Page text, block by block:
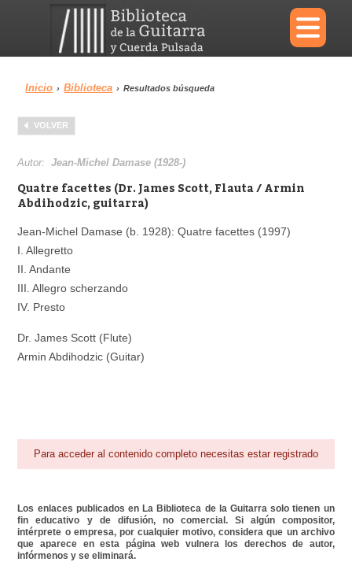
×
Menu
Biblioteca
Reproductor
Inicio › Biblioteca › Resultados búsqueda
VOLVER
Autor:Jean-Michel Damase (1928-)
Quatre facettes (Dr. James Scott, Flauta / Armin
Abdihodzic, guitarra)
Jean-Michel Damase (b. 1928): Quatre facettes (1997)
I. Allegretto
II. Andante
III. Allegro scherzando
IV. Presto
Dr. James Scott (Flute)
Armin Abdihodzic (Guitar)
Para acceder al contenido completo necesitas estar registrado
Los enlaces publicados en La Biblioteca de la Guitarra solo tienen un
fin educativo y de difusión, no comercial. Si algún compositor,
intérprete o empresa, por cualquier motivo, considera que un archivo
que aparece en esta página web vulnera los derechos de autor,
infórmenos y se eliminará.